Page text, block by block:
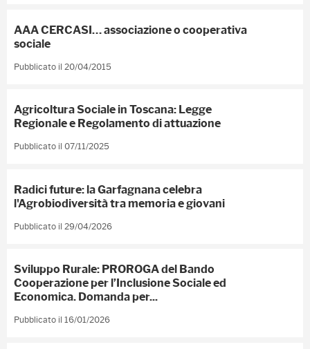
AAA CERCASI… associazione o cooperativa
sociale
Pubblicato il 20/04/2015
Agricoltura Sociale in Toscana: Legge
Regionale e Regolamento di attuazione
Pubblicato il 07/11/2025
Radici future: la Garfagnana celebra
l'Agrobiodiversità tra memoria e giovani
Pubblicato il 29/04/2026
Sviluppo Rurale: PROROGA del Bando
Cooperazione per l’Inclusione Sociale ed
Economica. Domanda per...
Pubblicato il 16/01/2026